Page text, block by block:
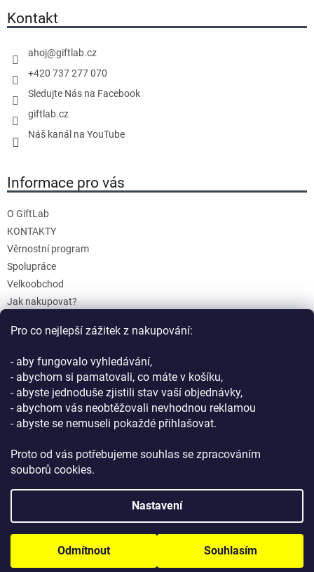
Pro co nejlepší zážitek z nakupování:
- aby fungovalo vyhledávání,
- abychom si pamatovali, co máte v košíku,
- abyste jednoduše zjistili stav vaší objednávky,
- abychom vás neobtěžovali nevhodnou reklamou
- abyste se nemuseli pokaždé přihlašovat.
Proto od vás potřebujeme souhlas se zpracováním
souborů cookies.
Nastavení
Odmítnout Souhlasím
Kontakt
ahoj@giftlab.cz
+420 737 277 070
Sledujte Nás na Facebook
giftlab.cz
Náš kanál na YouTube
Informace pro vás
O GiftLab
KONTAKTY
Věrnostní program
Spolupráce
Velkoobchod
Jak nakupovat?
Reklamace a Vrácení
Obchodní podmínky
Podmínky ochrany osobních údajů
. Všechna práva vyhrazena.